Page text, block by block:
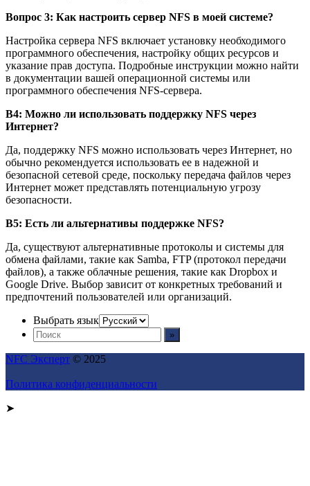
Вопрос 3: Как настроить сервер NFS в моей системе?
Настройка сервера NFS включает установку необходимого
программного обеспечения, настройку общих ресурсов и
указание прав доступа. Подробные инструкции можно найти
в документации вашей операционной системы или
программного обеспечения NFS-сервера.
В4: Можно ли использовать поддержку NFS через
Интернет?
Да, поддержку NFS можно использовать через Интернет, но
обычно рекомендуется использовать ее в надежной и
безопасной сетевой среде, поскольку передача файлов через
Интернет может представлять потенциальную угрозу
безопасности.
В5: Есть ли альтернативы поддержке NFS?
Да, существуют альтернативные протоколы и системы для
обмена файлами, такие как Samba, FTP (протокол передачи
файлов), а также облачные решения, такие как Dropbox и
Google Drive. Выбор зависит от конкретных требований и
предпочтений пользователей или организаций.
Выбрать язык
NFC Эксперт © 2025
Политика конфиденциальности
➤